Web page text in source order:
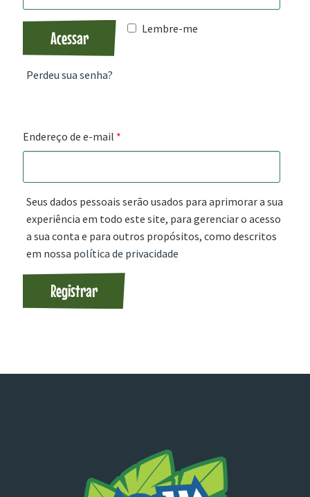
Acessar Lembre-me
Perdeu sua senha?
Endereço de e-mail *
Seus dados pessoais serão usados para aprimorar a sua
experiência em todo este site, para gerenciar o acesso
a sua conta e para outros propósitos, como descritos
em nossa política de privacidade
Registrar